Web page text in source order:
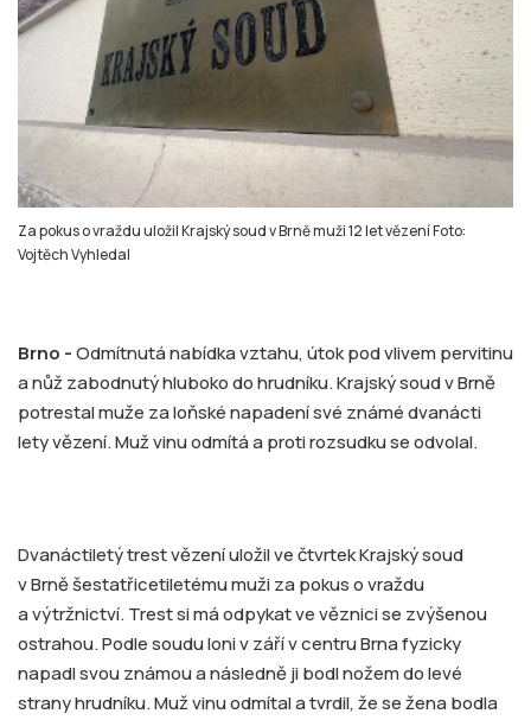
Za pokus o vraždu uložil Krajský soud v Brně muži 12 let vězení Foto:
Vojtěch Vyhledal
Brno -Odmítnutá nabídka vztahu, útok pod vlivem pervitinu
a nůž zabodnutý hluboko do hrudníku. Krajský soud v Brně
potrestal muže za loňské napadení své známé dvanácti
lety vězení. Muž vinu odmítá a proti rozsudku se odvolal.
Dvanáctiletý trest vězení uložil ve čtvrtek Krajský soud
v Brně šestatřicetiletému muži za pokus o vraždu
a výtržnictví. Trest si má odpykat ve věznici se zvýšenou
ostrahou. Podle soudu loni v září v centru Brna fyzicky
napadl svou známou a následně ji bodl nožem do levé
strany hrudníku. Muž vinu odmítal a tvrdil, že se žena bodla